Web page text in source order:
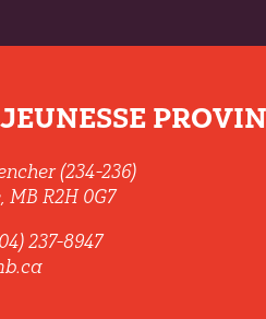
(234-236)
R2H 0G7
237-8947